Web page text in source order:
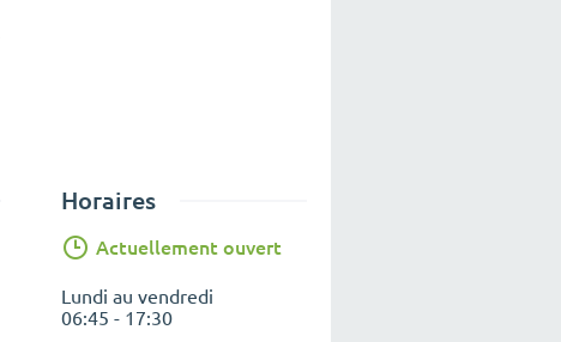
Horaires
Actuellement ouvert
Lundi au vendredi
06:45 - 17:30